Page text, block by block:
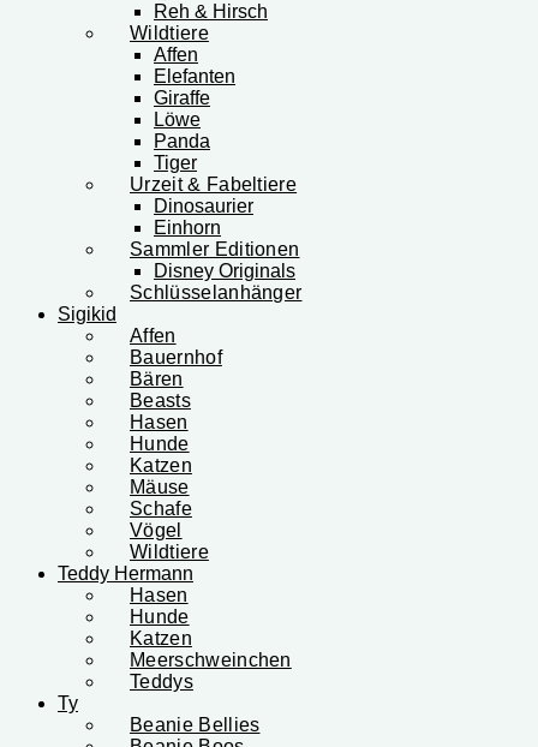
Reh & Hirsch
Wildtiere
Affen
Elefanten
Giraffe
Löwe
Panda
Tiger
Urzeit & Fabeltiere
Dinosaurier
Einhorn
Sammler Editionen
Disney Originals
Schlüsselanhänger
Sigikid
Affen
Bauernhof
Bären
Beasts
Hasen
Hunde
Katzen
Mäuse
Schafe
Vögel
Wildtiere
Teddy Hermann
Hasen
Hunde
Katzen
Meerschweinchen
Teddys
Ty
Beanie Bellies